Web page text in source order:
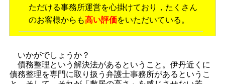
ただける事務所運営を心掛けており，たくさん
のお客様からも高い評価をいただいている。
いかがでしょうか？
債務整理という解決法があるということ。伊丹近くに
債務整理を専門に取り扱う弁護士事務所があるというこ